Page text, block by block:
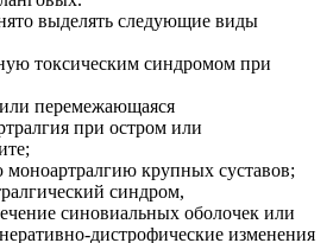
выделять следующие виды
токсическим синдромом при
перемежающаяся
при остром или
крупных суставов;
синдром,
синовиальных оболочек или
дистрофические изменения